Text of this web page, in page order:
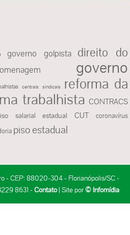
governo golpista
direito do
governo
centrais sindicais
reforma da
trabalhista CONTRACS
salarial estadual CUT coronavírus
piso estadual
- CEP: 88020-304 - Florianópolis/SC -
8631 -Contato| Site por© Infomídia